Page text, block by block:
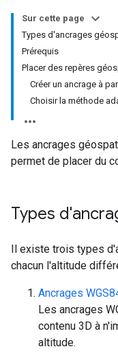
Sur cette page
Types d'ancrages
Prérequis
Placer des repères
Créer un ancrage à
Choisir la méthode
Les ancrages
permet de placer du
Types
Il existe trois types
chacun l'altitude
Ancrages
Les ancrages
contenu 3D à
altitude.